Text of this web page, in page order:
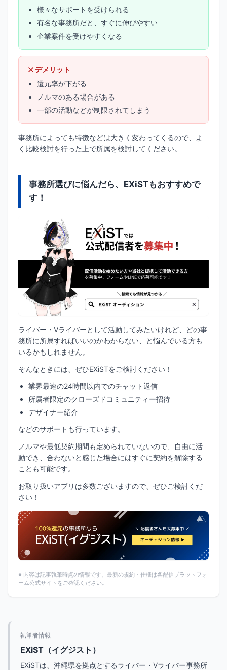
様々なサポートを受けられる
有名な事務所だと、すぐに伸びやすい
企業案件を受けやすくなる
デメリット
還元率が下がる
ノルマのある場合がある
一部の活動などが制限されてしまう
事務所によっても特徴などは大きく変わってくるので、よ
く比較検討を行った上で所属を検討してください。
事務所選びに悩んだら、EXiSTもおすすめで
す！
ライバー・Vライバーとして活動してみたいけれど、どの事
務所に所属すればいいのかわからない、と悩んでいる方も
いるかもしれません。
そんなときには、ぜひEXiSTをご検討ください！
業界最速の24時間以内でのチャット返信
所属者限定のクローズドコミュニティー招待
デザイナー紹介
などのサポートも行っています。
ノルマや最低契約期間も定められていないので、自由に活
動でき、合わないと感じた場合にはすぐに契約を解除する
ことも可能です。
お取り扱いアプリは多数ございますので、ぜひご検討くだ
さい！
※ 内容は記事執筆時点の情報です。最新の規約・仕様は各配信プラットフォ
ーム公式サイトをご確認ください。
最新・人気の配信機材情報を
チェックしてみよう！
執筆者情報
EXiST（イグジスト）
EXiSTは、沖縄県を拠点とするライバー・Vライバー事務所